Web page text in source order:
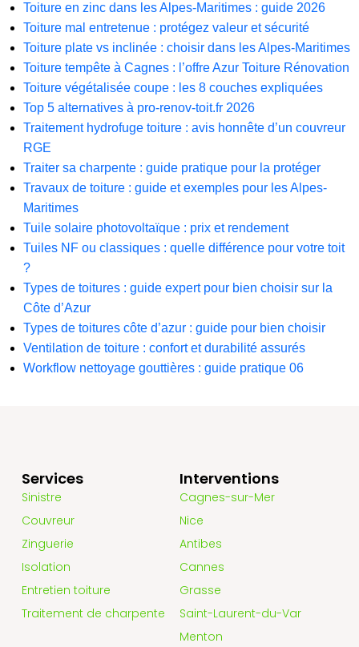
Toiture en zinc dans les Alpes-Maritimes : guide 2026
Toiture mal entretenue : protégez valeur et sécurité
Toiture plate vs inclinée : choisir dans les Alpes-Maritimes
Toiture tempête à Cagnes : l’offre Azur Toiture Rénovation
Toiture végétalisée coupe : les 8 couches expliquées
Top 5 alternatives à pro-renov-toit.fr 2026
Traitement hydrofuge toiture : avis honnête d’un couvreur
RGE
Traiter sa charpente : guide pratique pour la protéger
Travaux de toiture : guide et exemples pour les Alpes-
Maritimes
Tuile solaire photovoltaïque : prix et rendement
Tuiles NF ou classiques : quelle différence pour votre toit
?
Types de toitures : guide expert pour bien choisir sur la
Côte d’Azur
Types de toitures côte d’azur : guide pour bien choisir
Ventilation de toiture : confort et durabilité assurés
Workflow nettoyage gouttières : guide pratique 06
Services
Sinistre
Couvreur
Zinguerie
Isolation
Entretien toiture
Traitement de charpente
Interventions
Cagnes-sur-Mer
Nice
Antibes
Cannes
Grasse
Saint-Laurent-du-Var
Menton